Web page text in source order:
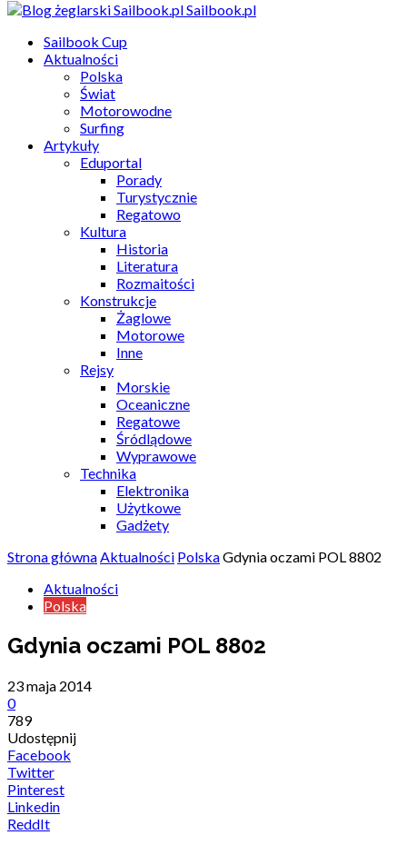
Sailbook.pl
Sailbook Cup
Aktualności
Polska
Świat
Motorowodne
Surfing
Artykuły
Eduportal
Porady
Turystycznie
Regatowo
Kultura
Historia
Literatura
Rozmaitości
Konstrukcje
Żaglowe
Motorowe
Inne
Rejsy
Morskie
Oceaniczne
Regatowe
Śródlądowe
Wyprawowe
Technika
Elektronika
Użytkowe
Gadżety
Strona głównaAktualności PolskaGdynia oczami POL 8802
Aktualności
Polska
Gdynia oczami POL 8802
23 maja 2014
0
789
Udostępnij
Facebook
Twitter
Pinterest
Linkedin
ReddIt